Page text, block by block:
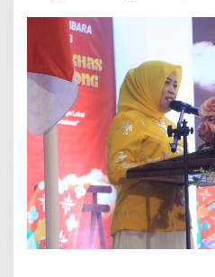
I
d
e
n
t
i
t
a
s
u
d